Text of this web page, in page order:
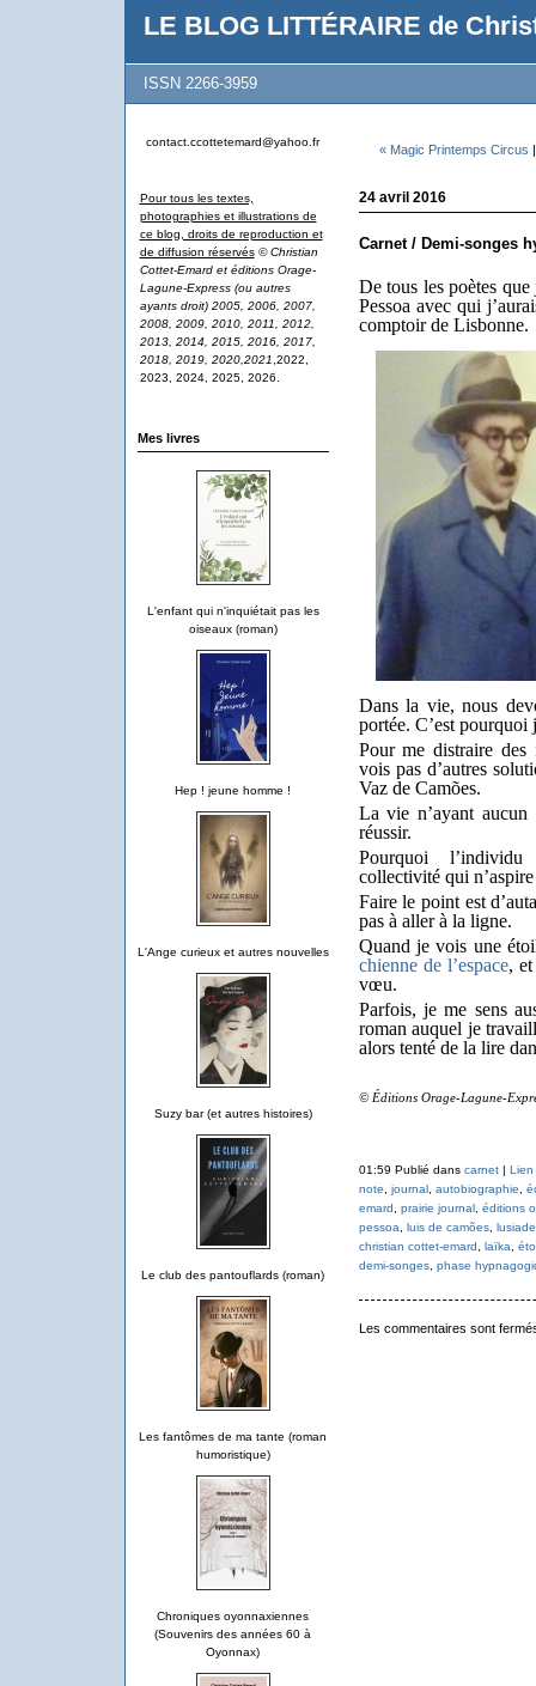
LE BLOG LITTÉRAIRE de
ISSN 2266-3959
contact.ccottetemard@yahoo.fr
Pour tous les textes,
photographies et illustrations de
ce blog, droits de reproduction et
de diffusion réservés © Christian
Cottet-Emard et éditions Orage-
Lagune-Express (ou autres
ayants droit) 2005, 2006, 2007,
2008, 2009, 2010, 2011, 2012,
2013, 2014, 2015, 2016, 2017,
2018, 2019, 2020,2021 ,2022,
2023, 2024, 2025, 2026.
Mes livres
L'enfant qui n'inquiétait pas les
oiseaux (roman)
Hep ! jeune homme !
L'Ange curieux et autres nouvelles
Suzy bar (et autres histoires)
Le club des pantouflards (roman)
Les fantômes de ma tante (roman
humoristique)
Chroniques oyonnaxiennes
(Souvenirs des années 60 à
Oyonnax)
« Magic Printemps Circus
24 avril 2016
Carnet / Demi-songes
De tous les poètes
Pessoa avec qui
comptoir de Lisbonne.
Dans la vie, nous
portée. C’est pourquoi
Pour me distraire des
vois pas d’autres
Vaz de Camões.
La vie n’ayant aucun
réussir.
Pourquoi
collectivité qui
Faire le point est
pas à aller à la ligne.
Quand je vois une
chienne de l’espace,
vœu.
Parfois, je me sens
roman auquel je
alors tenté de la lire
© Éditions Orage-Lagune-
01:59 Publié dans carnet| Lien
note
journal, autobiographie
emard
prairie journal, éditions
pessoa
luis de camões,
christian cottet-emard
laïka
demi-songes, phase
Les commentaires sont